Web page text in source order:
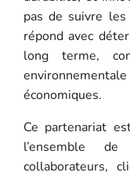
pas de suivre
répond avec
long terme,
économiques.
Ce partenariat
l’ensemble
collaborateurs,